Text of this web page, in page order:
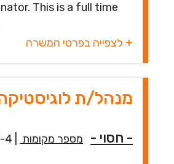
This is a full time
+ לצפייה בפרטי המשרה
מנהל/ת
- חסוי - מספר מקומות 3-4